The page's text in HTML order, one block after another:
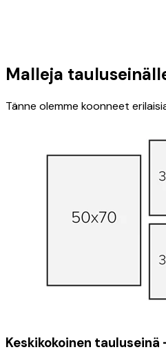
Malleja
Tänne olemme koonneet
Keskikokoinen